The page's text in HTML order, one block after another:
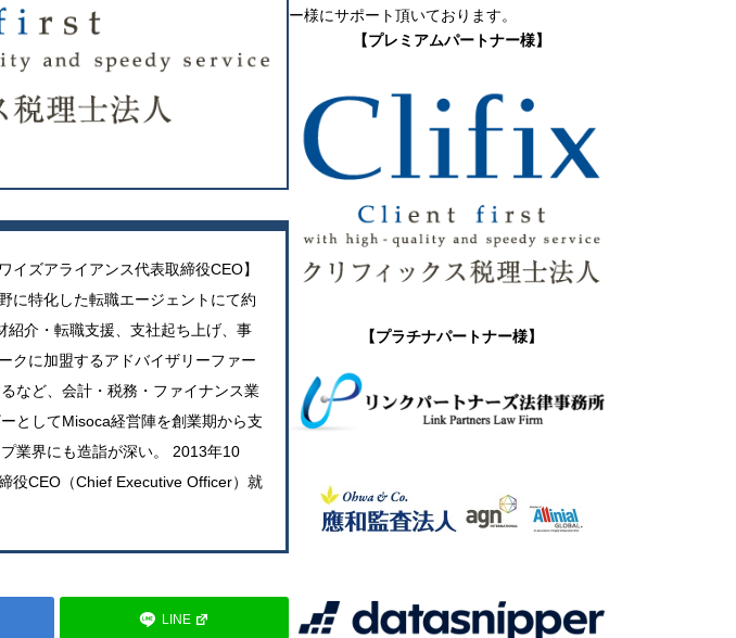
イズアライアンス代表取締役CEO】
に特化した転職エージェントにて約
紹介・転職支援、支社起ち上げ、事
クに加盟するアドバイザリーファー
など、会計・税務・ファイナンス業
としてMisoca経営陣を創業期から支
業界にも造詣が深い。 2013年10
役CEO（Chief Executive Officer）就
LINE
ー様にサポート頂いております。
【プレミアムパートナー様】
【プラチナパートナー様】